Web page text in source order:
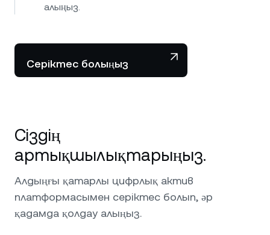
алыңыз.
Серіктес болыңыз
Сіздің
артықшылықтарыңыз.
Алдыңғы қатарлы цифрлық актив
платформасымен серіктес болып, әр
қадамда қолдау алыңыз.